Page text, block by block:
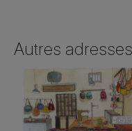
Autres adresses